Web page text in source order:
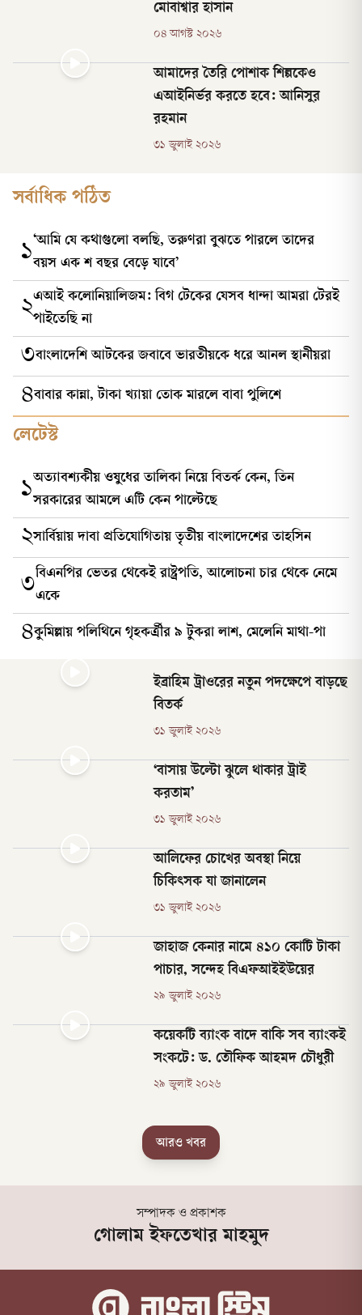
মোবাশ্বার হাসান
০৪ আগস্ট ২০২৬
আমাদের তৈরি পোশাক শিল্পকেও
এআইনির্ভর করতে হবে: আনিসুর
রহমান
৩১ জুলাই ২০২৬
সর্বাধিক পঠিত
১‘আমি যে কথাগুলো বলছি, তরুণরা বুঝতে পারলে তাদের
বয়স এক শ বছর বেড়ে যাবে’
২এআই কলোনিয়ালিজম: বিগ টেকের যেসব ধান্দা আমরা টেরই
পাইতেছি না
৩বাংলাদেশি আটকের জবাবে ভারতীয়কে ধরে আনল স্থানীয়রা
৪বাবার কান্না, টাকা খ্যায়া তোক মারলে বাবা পুলিশে
লেটেস্ট
১অত্যাবশ্যকীয় ওষুধের তালিকা নিয়ে বিতর্ক কেন, তিন
সরকারের আমলে এটি কেন পাল্টেছে
২সার্বিয়ায় দাবা প্রতিযোগিতায় তৃতীয় বাংলাদেশের তাহসিন
৩বিএনপির ভেতর থেকেই রাষ্ট্রপতি, আলোচনা চার থেকে নেমে
একে
৪কুমিল্লায় পলিথিনে গৃহকর্ত্রীর ৯ টুকরা লাশ, মেলেনি মাথা-পা
ইব্রাহিম ট্রাওরের নতুন পদক্ষেপে বাড়ছে
বিতর্ক
৩১ জুলাই ২০২৬
‘বাসায় উল্টো ঝুলে থাকার ট্রাই
করতাম’
৩১ জুলাই ২০২৬
আলিফের চোখের অবস্থা নিয়ে
চিকিৎসক যা জানালেন
৩১ জুলাই ২০২৬
জাহাজ কেনার নামে ৪১০ কোটি টাকা
পাচার, সন্দেহ বিএফআইইউয়ের
২৯ জুলাই ২০২৬
কয়েকটি ব্যাংক বাদে বাকি সব ব্যাংকই
সংকটে: ড. তৌফিক আহমদ চৌধুরী
২৯ জুলাই ২০২৬
আরও খবর
সম্পাদক ও প্রকাশক
গোলাম ইফতেখার মাহমুদ